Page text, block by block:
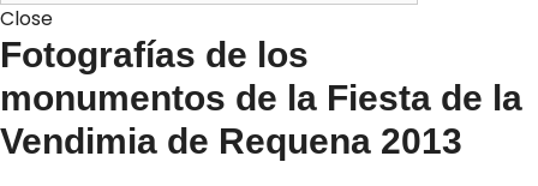
Close
Fotografías de los
monumentos de la Fiesta de la
Vendimia de Requena 2013